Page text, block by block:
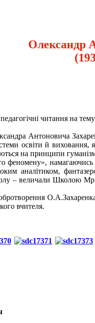
Олександр
читання на
Антоновича
освіти й виховання,
на принципи
аналітиком,
– величали Школою
вчителя.